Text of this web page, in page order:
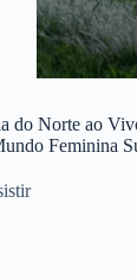
do Norte ao
Feminina